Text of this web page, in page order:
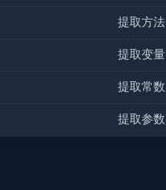
提取方法
提取变量
提取常数
提取参数